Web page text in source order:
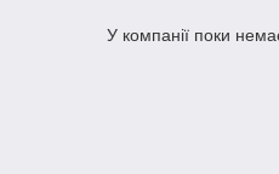
У компанії поки